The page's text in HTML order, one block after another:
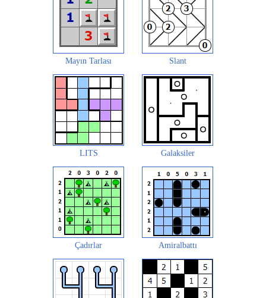
Mayın Tarlası Slant
LITS Galaksiler
Çadırlar Amiralbattı